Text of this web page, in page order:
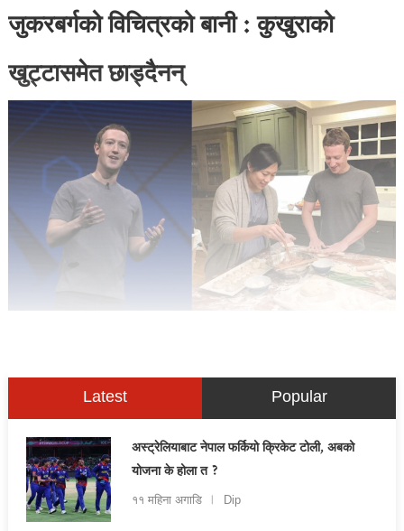
जुकरबर्गको विचित्रको बानी : कुखुराको
खुट्टासमेत छाड्दैनन्
Latest Popular
अस्ट्रेलियाबाट नेपाल फर्कियो क्रिकेट टोली, अबको
योजना के होला त ?
११ महिना अगाडि Dip